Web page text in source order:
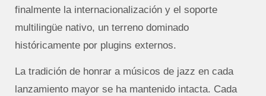
finalmente la internacionalización y el soporte
multilingüe nativo, un terreno dominado
históricamente por plugins externos.
La tradición de honrar a músicos de jazz en cada
lanzamiento mayor se ha mantenido intacta. Cada